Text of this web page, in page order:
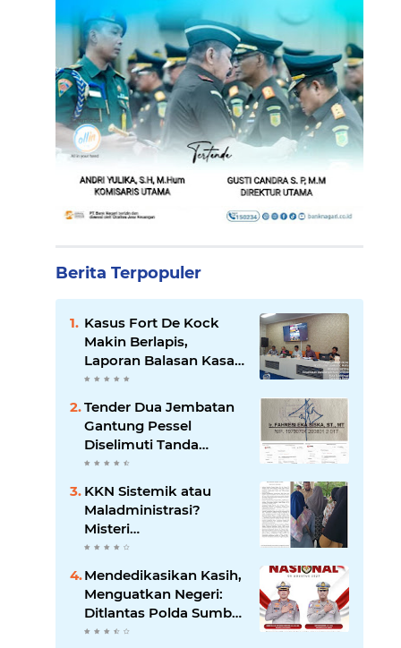
Berita Terpopuler
Kasus Fort De Kock
Makin Berlapis,
Laporan Balasan Kasat
Pol PP Disorot: Upaya
atau Pengalihan Isu?
Tender Dua Jembatan
Gantung Pessel
Diselimuti Tanda
Tanya, Gangguan
di Balik Layar?
KKN Sistemik atau
Maladministrasi?
Misteri
"Dikorbankannya" SDN
Transparansi Pemkot
Padang
Mendedikasikan Kasih,
Menguatkan Negeri:
Ditlantas Polda Sumbar
Apresiasi Peran